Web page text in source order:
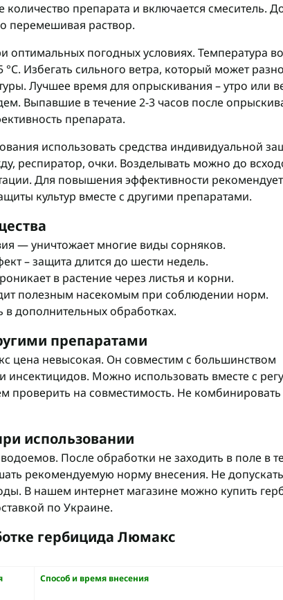
препарата и включается смеситель.
перемешивая раствор.
оптимальных погодных условиях. Температура
Избегать сильного ветра, который может
Лучшее время для опрыскивания – утро или
Выпавшие в течение 2-3 часов после
препарата.
использовать средства индивидуальной
респиратор, очки. Возделывать можно до
Для повышения эффективности
культур вместе с другими препаратами.
― уничтожает многие виды сорняков.
– защита длится до шести недель.
в растение через листья и корни.
полезным насекомым при соблюдении норм.
дополнительных обработках.
препаратами
цена невысокая. Он совместим с большинством
инсектицидов. Можно использовать вместе с
проверить на совместимость. Не комбинировать
использовании
После обработки не заходить в поле в
рекомендуемую норму внесения. Не допускать
В нашем интернет магазине можно купить
по Украине.
гербицида Люмакс
Способ и время внесения